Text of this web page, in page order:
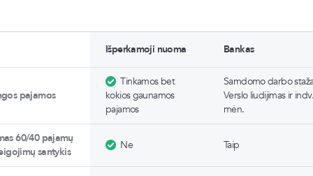
Išperkamoji nuoma Bankas
pajamos
Tinkamos bet
kokios gaunamos
pajamos
Samdomo darbo
Verslo liudijimas ir
mėn.
60/40 pajamų
santykis
Ne Taip